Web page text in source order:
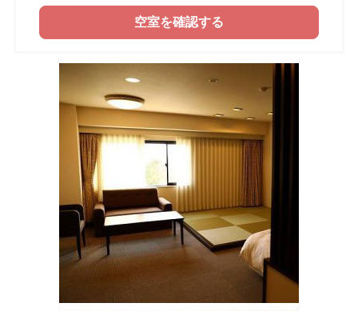
空室を確認する